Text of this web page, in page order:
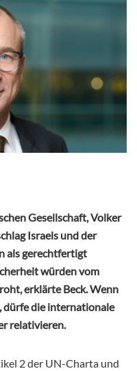
Gesellschaft, Volker
Israels und der
als gerechtfertigt
würden vom
erklärte Beck. Wenn
dürfe die internationale
relativieren.
2 der UN-Charta und